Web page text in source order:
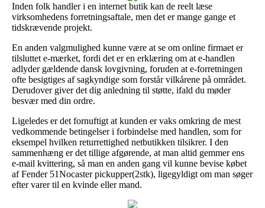
Inden folk handler i en internet butik kan de reelt læse
virksomhedens forretningsaftale, men det er mange gange et
tidskrævende projekt.
En anden valgmulighed kunne være at se om online firmaet er
tilsluttet e-mærket, fordi det er en erklæring om at e-handlen
adlyder gældende dansk lovgivning, foruden at e-forretningen
ofte besigtiges af sagkyndige som forstår vilkårene på området.
Derudover giver det dig anledning til støtte, ifald du møder
besvær med din ordre.
Ligeledes er det fornuftigt at kunden er vaks omkring de mest
vedkommende betingelser i forbindelse med handlen, som for
eksempel hvilken returrettighed netbutikken tilsikrer. I den
sammenhæng er det tillige afgørende, at man altid gemmer ens
e-mail kvittering, så man en anden gang vil kunne bevise købet
af Fender 51Nocaster pickupper(2stk), ligegyldigt om man søger
efter varer til en kvinde eller mand.